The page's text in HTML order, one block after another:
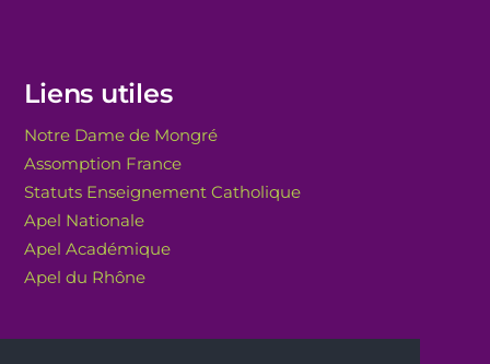
Liens utiles
Notre Dame de Mongré
Assomption France
Statuts Enseignement Catholique
Apel Nationale
Apel Académique
Apel du Rhône